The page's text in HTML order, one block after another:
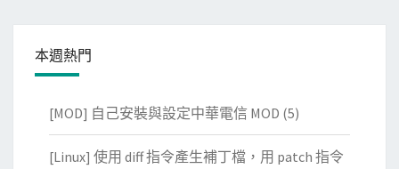
本週熱門
[MOD] 自己安裝與設定中華電信 MOD (5)
[Linux] 使用 diff 指令產生補丁檔，用 patch 指令